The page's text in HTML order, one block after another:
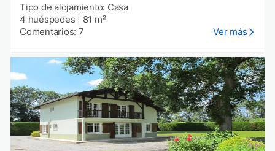
Tipo de alojamiento: Casa
4 huéspedes
81 m²
Comentarios: 7
Ver más